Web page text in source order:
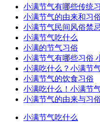
小满节气有哪些传统
小满节气的由来和习
小满节气民间风俗禁
小满节气吃什么
小满的节气习俗
小满节气有哪些习俗
小满吃什么？小满节
小满节气的饮食习俗
小满吃什么！小满节
小满节气的由来与习
小满节气吃什么